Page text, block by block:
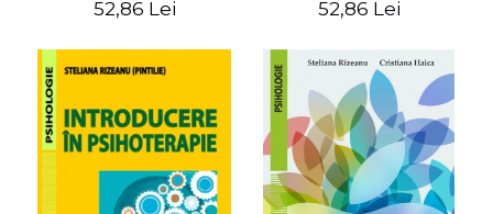
52,86 Lei
Vasiliu
52,86 Lei